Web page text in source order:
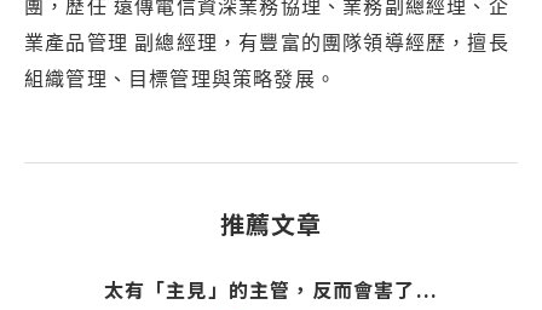
團，歷任 遠傳電信資深業務協理、業務副總經理、企
業產品管理 副總經理，有豐富的團隊領導經歷，擅長
組織管理、目標管理與策略發展。
推薦文章
太有「主見」的主管，反而會害了...